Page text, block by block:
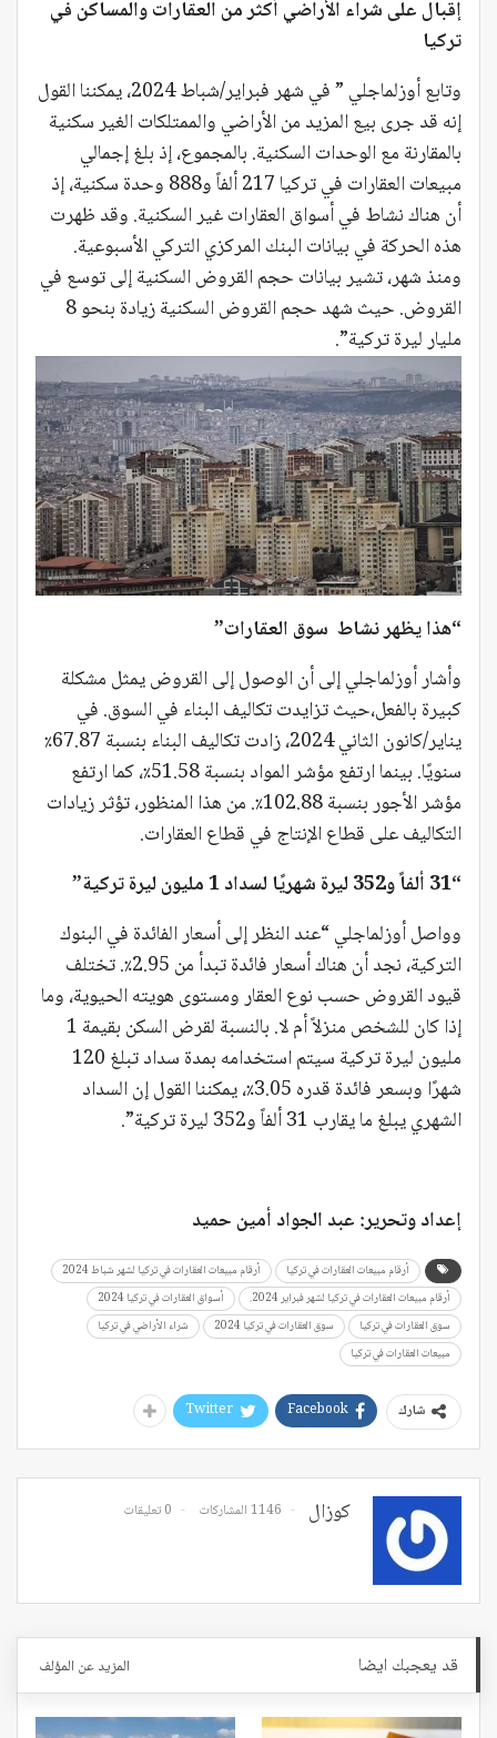
إقبال على شراء الأراضي أكثر من العقارات والمساكن في
تركيا
وتابع أوزلماجلي ” في شهر فبراير/شباط 2024، يمكننا القول
إنه قد جرى بيع المزيد من الأراضي والممتلكات الغير سكنية
بالمقارنة مع الوحدات السكنية. بالمجموع، إذ بلغ إجمالي
مبيعات العقارات في تركيا 217 ألفاً و888 وحدة سكنية، إذ
أن هناك نشاط في أسواق العقارات غير السكنية. وقد ظهرت
هذه الحركة في بيانات البنك المركزي التركي الأسبوعية.
ومنذ شهر، تشير بيانات حجم القروض السكنية إلى توسع في
القروض. حيث شهد حجم القروض السكنية زيادة بنحو 8
مليار ليرة تركية”.
“هذا يظهر نشاط سوق العقارات”
وأشار أوزلماجلي إلى أن الوصول إلى القروض يمثل مشكلة
كبيرة بالفعل،حيث تزايدت تكاليف البناء في السوق. في
يناير/كانون الثاني 2024، زادت تكاليف البناء بنسبة 67.87٪
سنويًا. بينما ارتفع مؤشر المواد بنسبة 51.58٪، كما ارتفع
مؤشر الأجور بنسبة 102.88٪. من هذا المنظور، تؤثر زيادات
التكاليف على قطاع الإنتاج في قطاع العقارات.
“31 ألفاً و352 ليرة شهريًا لسداد 1 مليون ليرة تركية”
وواصل أوزلماجلي “عند النظر إلى أسعار الفائدة في البنوك
التركية، نجد أن هناك أسعار فائدة تبدأ من 2.95٪. تختلف
قيود القروض حسب نوع العقار ومستوى هويته الحيوية، وما
إذا كان للشخص منزلاً أم لا. بالنسبة لقرض السكن بقيمة 1
مليون ليرة تركية سيتم استخدامه بمدة سداد تبلغ 120
شهرًا وبسعر فائدة قدره 3.05٪، يمكننا القول إن السداد
الشهري يبلغ ما يقارب 31 ألفاً و352 ليرة تركية”.
إعداد وتحرير: عبد الجواد أمين حميد
أرقام مبيعات العقارات في تركيا
أرقام مبيعات العقارات في تركيا لشهر شباط 2024
أرقام مبيعات العقارات في تركيا لشهر فبراير 2024.
أسواق العقارات في تركيا 2024
سوق العقارات في تركيا
سوق العقارات في تركيا 2024
شراء الأراضي في تركيا
مبيعات العقارات في تركيا
شارك Facebook
Twitter
كوزال 1146 المشاركات 0 تعليقات
قد يعجبك ايضا المزيد عن المؤلف